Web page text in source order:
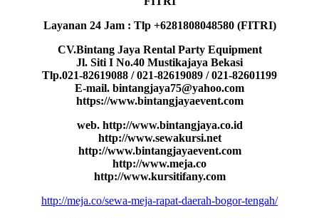
Layanan 24 Jam : Tlp +6281808048580 (FITRI)
CV.Bintang Jaya Rental Party Equipment
Jl. Siti I No.40 Mustikajaya Bekasi
Tlp.021-82619088 / 021-82619089 / 021-82601199
E-mail. bintangjaya75@yahoo.com
https://www.bintangjayaevent.com
web. http://www.bintangjaya.co.id
http://www.sewakursi.net
http://www.bintangjayaevent.com
http://www.meja.co
http://www.kursitifany.com
http://meja.co/sewa-meja-rapat-daerah-bogor-tengah/